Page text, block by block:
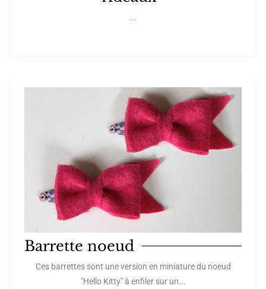
...
Barrette noeud
Ces barrettes sont une version en miniature du noeud
"Hello Kitty" à enfiler sur un...